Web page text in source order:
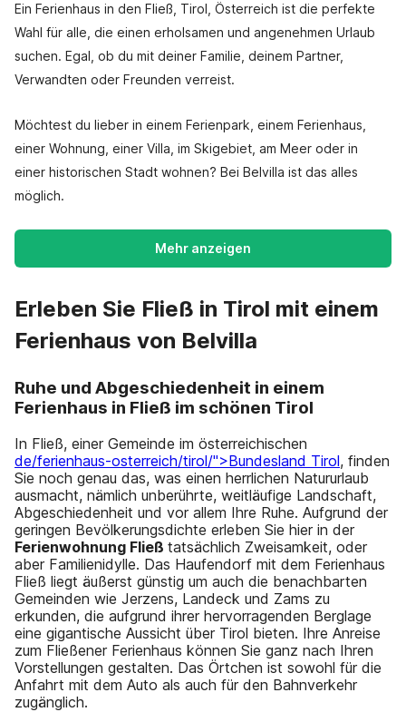
Ein Ferienhaus in den Fließ, Tirol, Österreich ist die perfekte
Wahl für alle, die einen erholsamen und angenehmen Urlaub
suchen. Egal, ob du mit deiner Familie, deinem Partner,
Verwandten oder Freunden verreist.
Möchtest du lieber in einem Ferienpark, einem Ferienhaus,
einer Wohnung, einer Villa, im Skigebiet, am Meer oder in
einer historischen Stadt wohnen? Bei Belvilla ist das alles
möglich.
Mehr anzeigen
Erleben Sie Fließ in Tirol mit einem
Ferienhaus von Belvilla
Ruhe und Abgeschiedenheit in einem
Ferienhaus in Fließ im schönen Tirol
In Fließ, einer Gemeinde im österreichischen
de/ferienhaus-osterreich/tirol/">Bundesland Tirol, finden
Sie noch genau das, was einen herrlichen Natururlaub
ausmacht, nämlich unberührte, weitläufige Landschaft,
Abgeschiedenheit und vor allem Ihre Ruhe. Aufgrund der
geringen Bevölkerungsdichte erleben Sie hier in der
Ferienwohnung Fließ tatsächlich Zweisamkeit, oder
aber Familienidylle. Das Haufendorf mit dem Ferienhaus
Fließ liegt äußerst günstig um auch die benachbarten
Gemeinden wie Jerzens, Landeck und Zams zu
erkunden, die aufgrund ihrer hervorragenden Berglage
eine gigantische Aussicht über Tirol bieten. Ihre Anreise
zum Fließener Ferienhaus können Sie ganz nach Ihren
Vorstellungen gestalten. Das Örtchen ist sowohl für die
Anfahrt mit dem Auto als auch für den Bahnverkehr
zugänglich.